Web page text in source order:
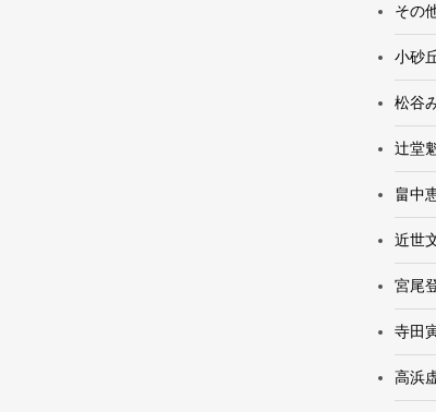
その
小砂
松谷
辻堂
畠中
近世
宮尾
寺田
高浜